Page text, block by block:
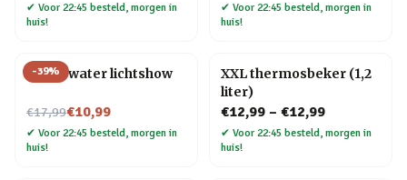
✔ Voor 22:45 besteld, morgen in
huis!
✔ Voor 22:45 besteld, morgen in
huis!
-39%
Onderwater lichtshow
€17,99
Nu voor€10,99
✔ Voor 22:45 besteld, morgen in
huis!
XXL thermosbeker (1,2
liter)
€12,99 – €12,99
✔ Voor 22:45 besteld, morgen in
huis!